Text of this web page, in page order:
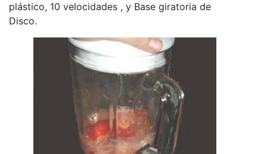
plástico, 10 velocidades , y Base giratoria de
Disco.